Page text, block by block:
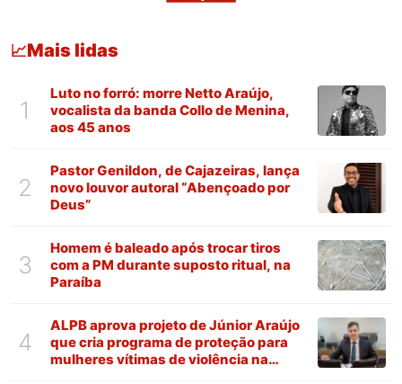
📈Mais lidas
1
Luto no forró: morre Netto Araújo,
vocalista da banda Collo de Menina,
aos 45 anos
2
Pastor Genildon, de Cajazeiras, lança
novo louvor autoral “Abençoado por
Deus”
3
Homem é baleado após trocar tiros
com a PM durante suposto ritual, na
Paraíba
4
ALPB aprova projeto de Júnior Araújo
que cria programa de proteção para
mulheres vítimas de violência na